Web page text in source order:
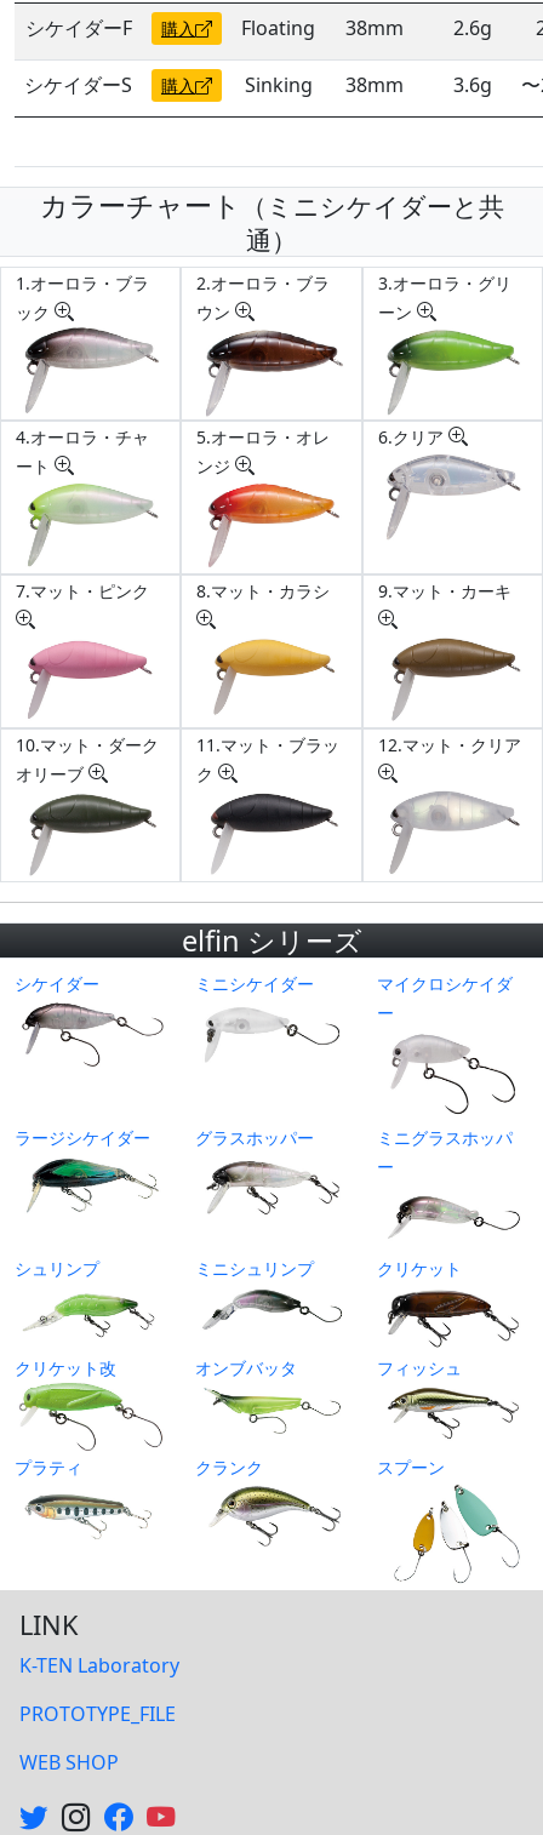
シケイダーF
購入 Floating 38mm 2.6g
シケイダーS 購入 Sinking 38mm 3.6g
カラーチャート
（ミニシケイダーと共
通）
1.オーロラ・ブラ
ック
2.オーロラ・ブラ
ウン
3.オーロラ・グリ
ーン
4.オーロラ・チャ
ート
5.オーロラ・オレ
ンジ
6.クリア
7.マット・ピンク 8.マット・カラシ 9.マット・カーキ
10.マット・ダーク
オリーブ
11.マット・ブラッ
ク
12.マット・クリア
elfin シリーズ
シケイダー ミニシケイダー
マイクロシケイダ
ー
ラージシケイダー グラスホッパー
ミニグラスホッパ
ー
シュリンプ ミニシュリンプ クリケット
クリケット改 オンブバッタ フィッシュ
プラティ クランク スプーン
LINK
K-TEN Laboratory
PROTOTYPE_FILE
WEB SHOP